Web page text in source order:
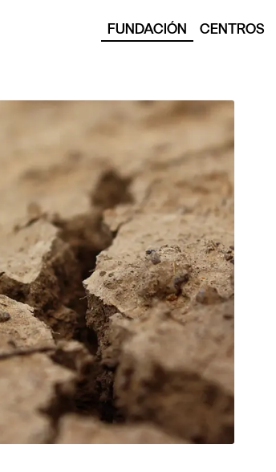
FUNDACIÓN CENTROS